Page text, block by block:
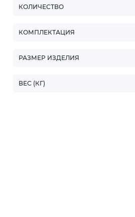
КОЛИЧЕСТВО
КОМПЛЕКТАЦИЯ
РАЗМЕР ИЗДЕЛИЯ
ВЕС (КГ)